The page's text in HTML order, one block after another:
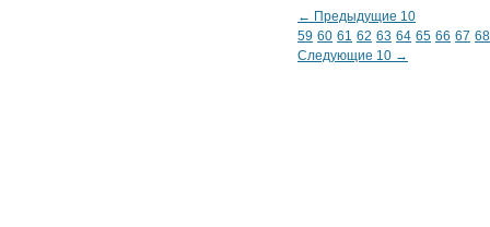
← Предыдущие 10
59 60 61 62 63 64 65 66 67 68
Следующие 10 →